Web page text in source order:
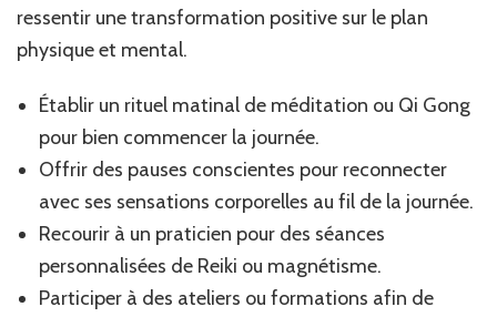
ressentir une transformation positive sur le plan
physique et mental.
Établir un rituel matinal de méditation ou Qi Gong
pour bien commencer la journée.
Offrir des pauses conscientes pour reconnecter
avec ses sensations corporelles au fil de la journée.
Recourir à un praticien pour des séances
personnalisées de Reiki ou magnétisme.
Participer à des ateliers ou formations afin de